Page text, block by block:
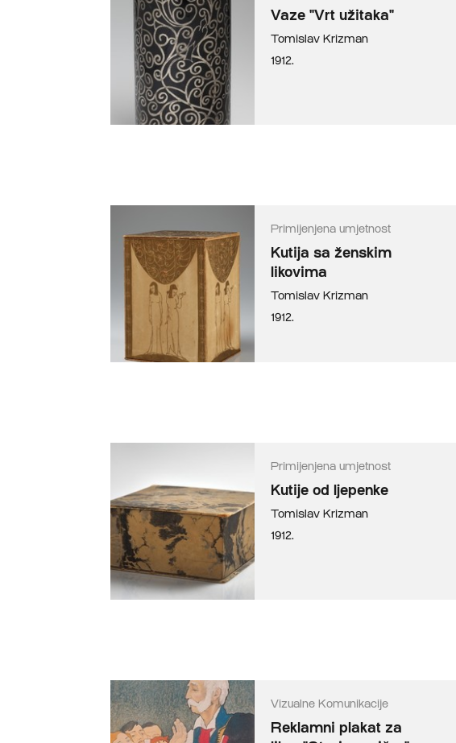
Vaze "Vrt užitaka"
Tomislav Krizman
1912.
Primijenjena umjetnost
Kutija sa ženskim
likovima
Tomislav Krizman
1912.
Primijenjena umjetnost
Kutije od ljepenke
Tomislav Krizman
1912.
Vizualne Komunikacije
Reklamni plakat za